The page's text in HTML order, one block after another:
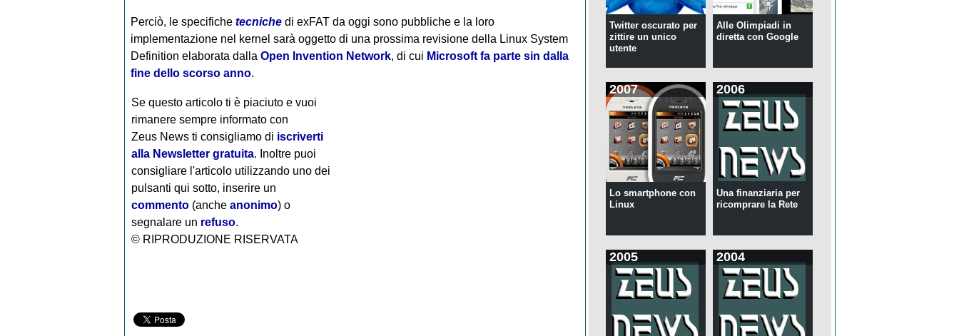
Perciò, le specifiche tecnichedi exFAT da oggi sono pubbliche e la loro
implementazione nel kernel sarà oggetto di una prossima revisione della Linux System
Definition elaborata dalla Open Invention Network, di cui Microsoft fa parte sin dalla
fine dello scorso anno.
Se questo articolo ti è piaciuto e vuoi
rimanere sempre informato con
Zeus News ti consigliamo di iscriverti
alla Newsletter gratuita. Inoltre puoi
consigliare l'articolo utilizzando uno dei
pulsanti qui sotto, inserire un
commento(anche anonimo) o
segnalare un refuso.
© RIPRODUZIONE RISERVATA
Twitter oscurato per
zittire un unico
utente
Alle Olimpiadi in
diretta con Google
2007
Lo smartphone con
Linux
2006
Una finanziaria per
ricomprare la Rete
2005 2004